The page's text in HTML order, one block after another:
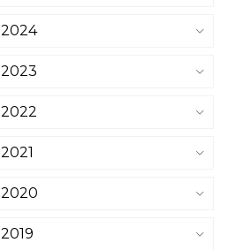
2024
2023
2022
2021
2020
2019